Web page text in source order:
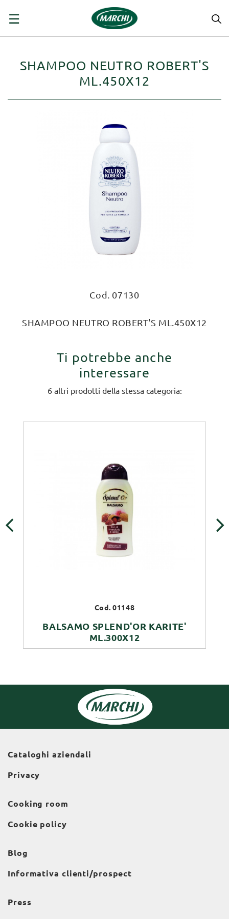
navigazione
☰
SHAMPOO NEUTRO ROBERT'S
ML.450X12
Cod. 07130
SHAMPOO NEUTRO ROBERT'S ML.450X12
Ti potrebbe anche
interessare
6 altri prodotti della stessa categoria:
Cod. 01148
BALSAMO SPLEND'OR KARITE'
ML.300X12
Cataloghi aziendali
Privacy
Cooking room
Cookie policy
Blog
Informativa clienti/prospect
Press